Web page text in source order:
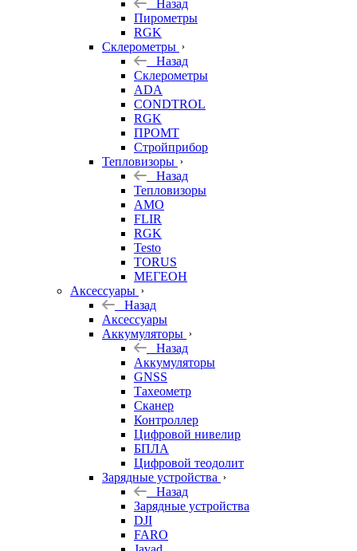
Назад
Пирометры
RGK
Склерометры
Назад
Склерометры
ADA
CONDTROL
RGK
ПРОМТ
Стройприбор
Тепловизоры
Назад
Тепловизоры
AMO
FLIR
RGK
Testo
TORUS
МЕГЕОН
Аксессуары
Назад
Аксессуары
Аккумуляторы
Назад
Аккумуляторы
GNSS
Тахеометр
Сканер
Контроллер
Цифровой нивелир
БПЛА
Цифровой теодолит
Зарядные устройства
Назад
Зарядные устройства
DJI
FARO